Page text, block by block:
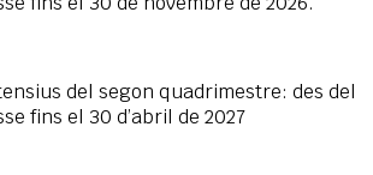
del segon quadrimestre: des del
fins el 30 d’abril de 2027